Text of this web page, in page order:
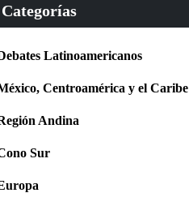
Categorías
Latinoamericanos
Centroamérica y el Caribe
Andina
Sur